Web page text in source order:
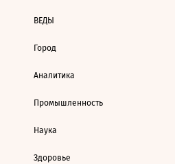
ВЕДЫ
Город
Аналитика
Промышленность
Наука
Здоровье